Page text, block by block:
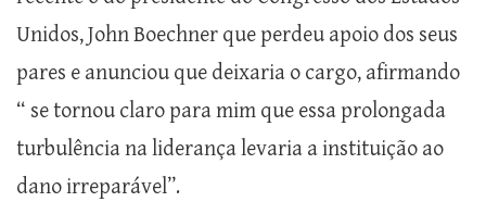
Unidos, John Boechner que perdeu apoio dos seus
pares e anunciou que deixaria o cargo, afirmando
“ se tornou claro para mim que essa prolongada
turbulência na liderança levaria a instituição ao
dano irreparável”.